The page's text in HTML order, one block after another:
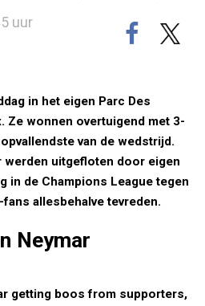
uur
in het eigen Parc Des
Ze wonnen overtuigend met 3-
van de wedstrijd.
werden uitgefloten door eigen
in de Champions League tegen
fans allesbehalve tevreden.
Neymar
getting boos from supporters,